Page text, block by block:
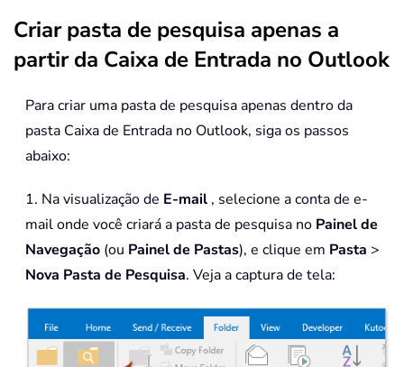
Criar pasta de pesquisa apenas a
partir da Caixa de Entrada no Outlook
Para criar uma pasta de pesquisa apenas dentro da
pasta Caixa de Entrada no Outlook, siga os passos
abaixo:
1. Na visualização de E-mail , selecione a conta de e-
mail onde você criará a pasta de pesquisa no Painel de
Navegação (ou Painel de Pastas), e clique em Pasta >
Nova Pasta de Pesquisa. Veja a captura de tela: